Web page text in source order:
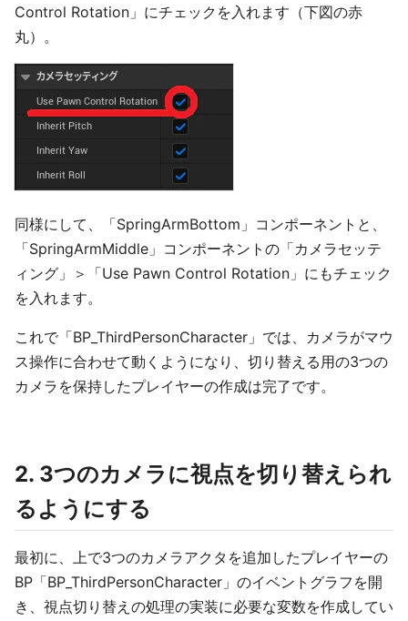
Control Rotation」にチェックを入れます（下図の赤
丸）。
同様にして、「SpringArmBottom」コンポーネントと、
「SpringArmMiddle」コンポーネントの「カメラセッテ
ィング」＞「Use Pawn Control Rotation」にもチェック
を入れます。
これで「BP_ThirdPersonCharacter」では、カメラがマウ
ス操作に合わせて動くようになり、切り替える用の3つの
カメラを保持したプレイヤーの作成は完了です。
2. 3つのカメラに視点を切り替えられ
るようにする
最初に、上で3つのカメラアクタを追加したプレイヤーの
BP「BP_ThirdPersonCharacter」のイベントグラフを開
き、視点切り替えの処理の実装に必要な変数を作成してい